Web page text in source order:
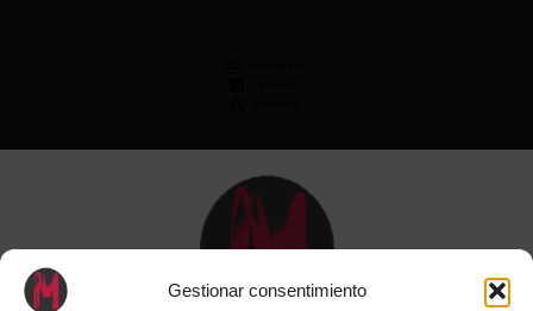
Gestionar consentimiento